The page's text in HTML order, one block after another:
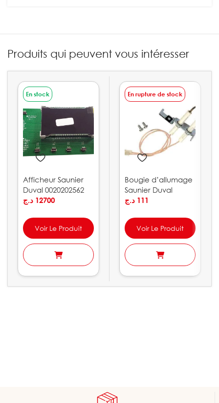
Produits qui peuvent vous intéresser
En stock
Afficheur Saunier
Duval 0020202562
12700 د.ج
Voir Le Produit
En rupture de stock
Bougie d’allumage
Saunier Duval
S1003800
111 د.ج
Voir Le Produit